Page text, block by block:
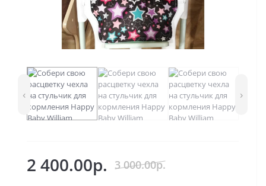
‹ ›
2 400.00р. 3 000.00р.